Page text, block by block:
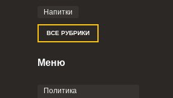
Напитки
ВСЕ РУБРИКИ
Меню
Политика